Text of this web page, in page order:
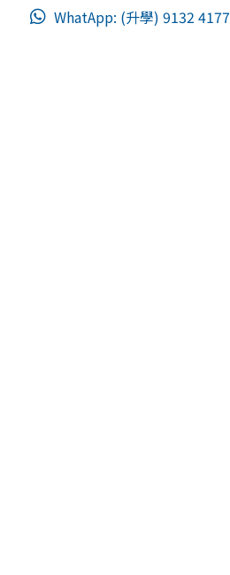
WhatApp: (升學) 9132 4177